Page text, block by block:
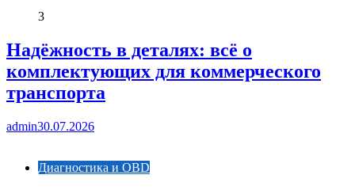
3
Надёжность в деталях: всё о
комплектующих для коммерческого
транспорта
admin30.07.2026
Диагностика и OBD